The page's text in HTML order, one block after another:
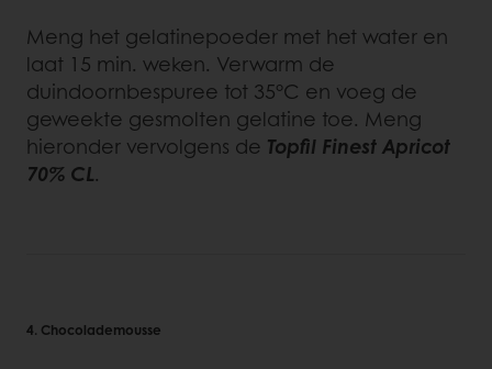
Meng het gelatinepoeder met het water en
laat 15 min. weken. Verwarm de
duindoornbespuree tot 35°C en voeg de
geweekte gesmolten gelatine toe. Meng
hieronder vervolgens de Topfil Finest Apricot
70% CL.
4. Chocolademousse